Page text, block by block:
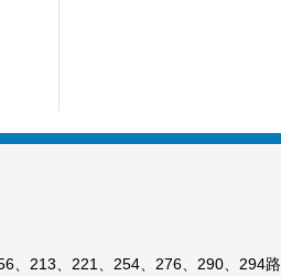
、213、221、254、276、290、294路